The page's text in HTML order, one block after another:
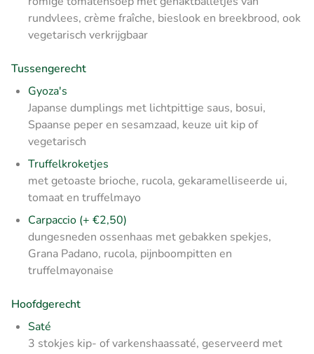
rundvlees, crème fraîche, bieslook en breekbrood, ook
vegetarisch verkrijgbaar
Tussengerecht
Gyoza's
Japanse dumplings met lichtpittige saus, bosui,
Spaanse peper en sesamzaad, keuze uit kip of
vegetarisch
Truffelkroketjes
met getoaste brioche, rucola, gekaramelliseerde ui,
tomaat en truffelmayo
Carpaccio (+ €2,50)
dungesneden ossenhaas met gebakken spekjes,
Grana Padano, rucola, pijnboompitten en
truffelmayonaise
Hoofdgerecht
Saté
3 stokjes kip- of varkenshaassaté, geserveerd met